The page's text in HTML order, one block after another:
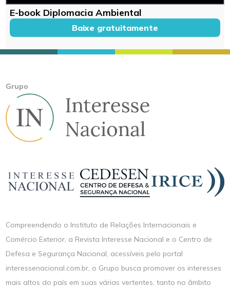
E-book Diplomacia Ambiental
Baixe gratuitamente
Grupo
Compreendendo o Instituto de Relações Internacionais e
Comércio Exterior, a Revista Interesse Nacional e o Centro de
Defesa e Segurança Nacional, acessíveis pelo portal
interessenacional.com.br, o Grupo busca promover os interesses
mais altos do país em suas várias vertentes, tanto no âmbito